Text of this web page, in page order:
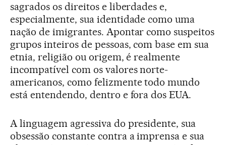
sagrados os direitos e liberdades e,
especialmente, sua identidade como uma
nação de imigrantes. Apontar como suspeitos
grupos inteiros de pessoas, com base em sua
etnia, religião ou origem, é realmente
incompatível com os valores norte-
americanos, como felizmente todo mundo
está entendendo, dentro e fora dos EUA.
A linguagem agressiva do presidente, sua
obsessão constante contra a imprensa e sua